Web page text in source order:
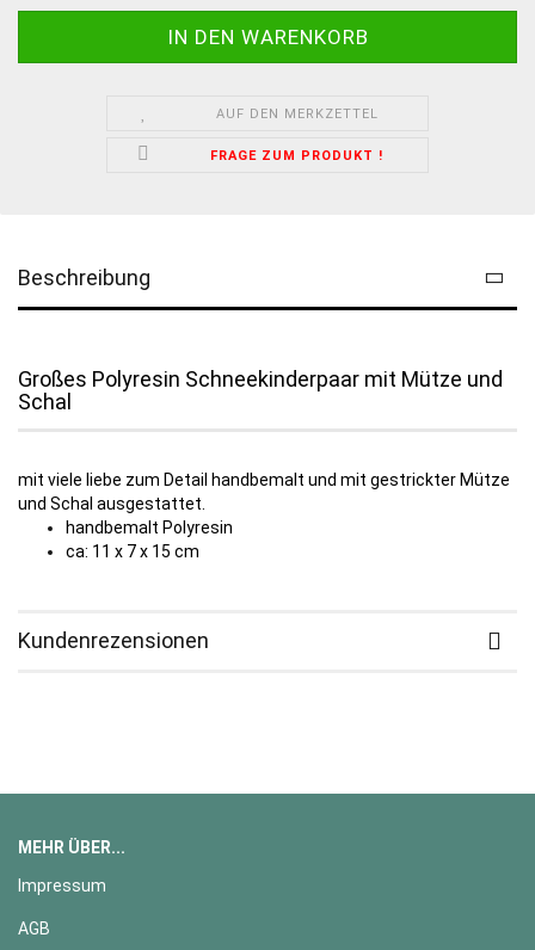
AUF DEN MERKZETTEL
FRAGE ZUM PRODUKT !
Beschreibung
Großes Polyresin Schneekinderpaar mit Mütze und
Schal
mit viele liebe zum Detail handbemalt und mit gestrickter Mütze
und Schal ausgestattet.
handbemalt Polyresin
ca: 11 x 7 x 15 cm
Kundenrezensionen
MEHR ÜBER...
Impressum
AGB